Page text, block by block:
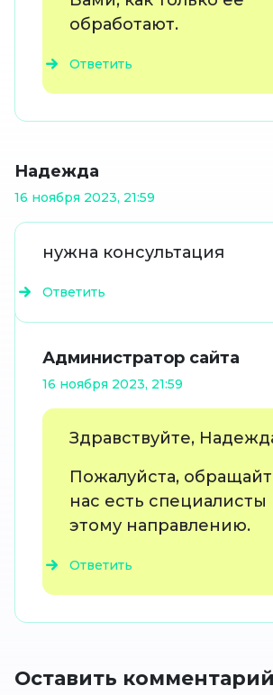
обработают.
Ответить
Надежда
16 ноября 2023, 21:59
нужна консультация
Ответить
Администратор сайта
16 ноября 2023, 21:59
Здравствуйте,
Пожалуйста,
нас есть специалисты
этому направлению.
Ответить
Оставить комментарий